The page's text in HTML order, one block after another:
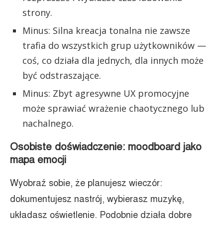
strony.
Minus: Silna kreacja tonalna nie zawsze
trafia do wszystkich grup użytkowników —
coś, co działa dla jednych, dla innych może
być odstraszające.
Minus: Zbyt agresywne UX promocyjne
może sprawiać wrażenie chaotycznego lub
nachalnego.
Osobiste doświadczenie: moodboard jako
mapa emocji
Wyobraź sobie, że planujesz wieczór:
dokumentujesz nastrój, wybierasz muzykę,
układasz oświetlenie. Podobnie działa dobre